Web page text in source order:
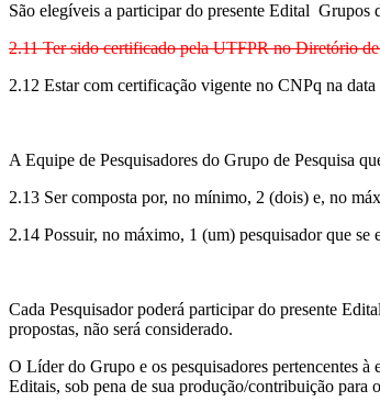
São elegíveis a participar do presente Edital Grupos
2.11 Ter sido certificado pela UTFPR no Diretório
2.12 Estar com certificação vigente no CNPq na
A Equipe de Pesquisadores do Grupo de Pesquisa
2.13 Ser composta por, no mínimo, 2 (dois) e, no
2.14 Possuir, no máximo, 1 (um) pesquisador que se
Cada Pesquisador poderá participar do presente
propostas, não será considerado.
O Líder do Grupo e os pesquisadores pertencentes
Editais, sob pena de sua produção/contribuição para